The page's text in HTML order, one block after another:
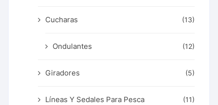
Cucharas (13)
Ondulantes (12)
Giradores (5)
Líneas Y Sedales Para Pesca (11)